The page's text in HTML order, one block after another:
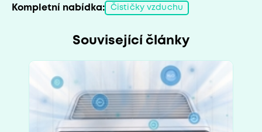
Kompletní nabídka: Čističky vzduchu
Související články